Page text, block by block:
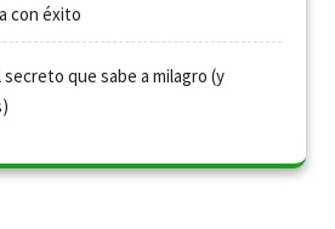
con éxito
que sabe a milagro (y